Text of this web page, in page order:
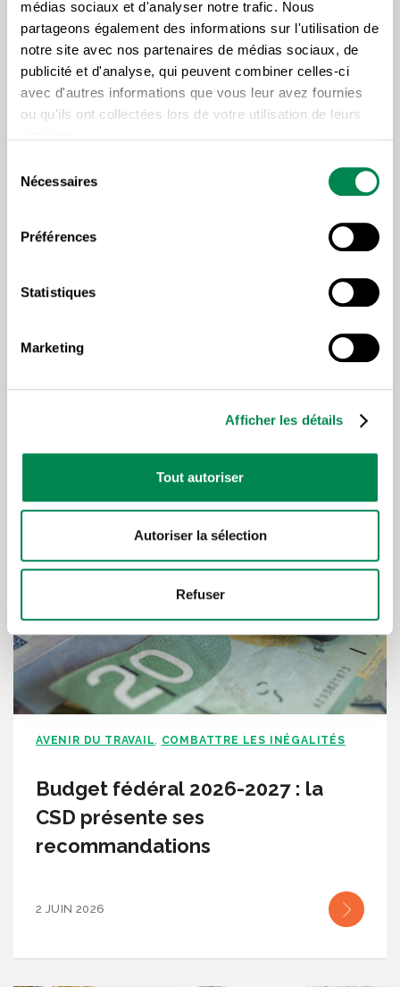
médias sociaux et d'analyser notre trafic. Nous
partageons également des informations sur l'utilisation de
notre site avec nos partenaires de médias sociaux, de
publicité et d'analyse, qui peuvent combiner celles-ci
avec d'autres informations que vous leur avez fournies
ou qu'ils ont collectées lors de votre utilisation de leurs
Nécessaires
Préférences
Statistiques
Marketing
Afficher les détails
Tout autoriser
Autoriser la sélection
Refuser
Il s’agit de faire les choses autrement, d’organiser
le travail autrement, de rendre l’environnement de
travail plus flexible, ce dont toutes les catégories de
personnel peuvent tirer profit. C’est une
diversité et d’y associer l’équité, les deux notions
sont inséparables, car ce n’est pas la charité, ni des
handicapées
Lire plus d'articles sous la
même thématique
AVENIR DU TRAVAIL, COMBATTRE LES INÉGALITÉS
Budget fédéral 2026-2027 : la
CSD présente ses
recommandations
2 JUIN 2026